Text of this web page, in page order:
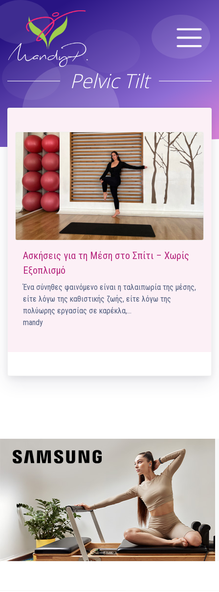
Pelvic Tilt
Ασκήσεις για τη Μέση στο Σπίτι – Χωρίς
Εξοπλισμό
Ένα σύνηθες φαινόμενο είναι η ταλαιπωρία της μέσης,
είτε λόγω της καθιστικής ζωής, είτε λόγω της
πολύωρης εργασίας σε καρέκλα,…
mandy